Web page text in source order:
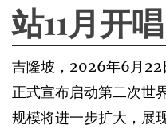
站11月开唱
吉隆坡，2026年6月
正式宣布启动第二次世
规模将进一步扩大，展